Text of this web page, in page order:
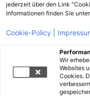
jederzeit über den Link
Informationen finden Sie
Cookie-Policy |
Wir
Websites
Cookies.